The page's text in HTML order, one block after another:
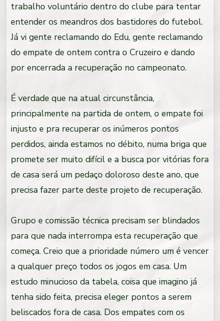
trabalho voluntário dentro do clube para tentar
entender os meandros dos bastidores do futebol.
Já vi gente reclamando do Edu, gente reclamando
do empate de ontem contra o Cruzeiro e dando
por encerrada a recuperação no campeonato.
É verdade que na atual circunstância,
principalmente na partida de ontem, o empate foi
injusto e pra recuperar os inúmeros pontos
perdidos, ainda estamos no débito, numa briga que
promete ser muito difícil e a busca por vitórias fora
de casa será um pedaço doloroso deste ano, que
precisa fazer parte deste projeto de recuperação.
Grupo e comissão técnica precisam ser blindados
para que nada interrompa esta recuperação que
começa. Creio que a prioridade número um é vencer
a qualquer preço todos os jogos em casa. Um
estudo minucioso da tabela, coisa que imagino já
tenha sido feita, precisa eleger pontos a serem
beliscados fora de casa. Dos empates com os